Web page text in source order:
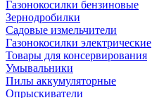
Газонокосилки бензиновые
Зернодробилки
Садовые измельчители
Газонокосилки электрические
Товары для консервирования
Умывальники
Пилы аккумуляторные
Опрыскиватели